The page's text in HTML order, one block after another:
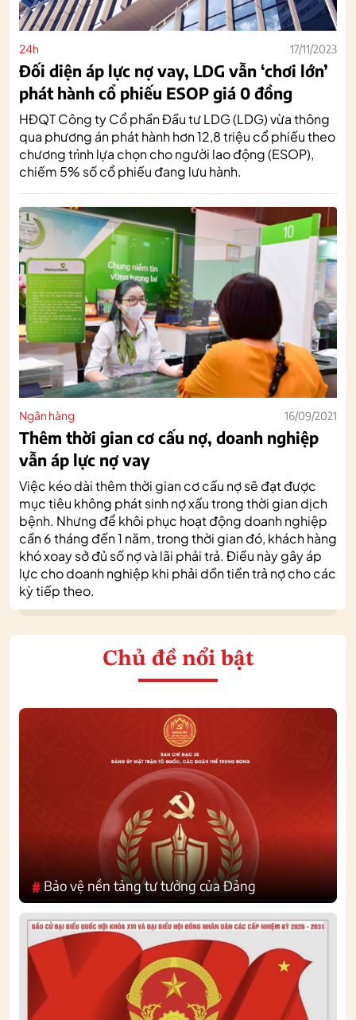
24h 17/11/2023
Đối diện áp lực nợ vay, LDG vẫn ‘chơi lớn’
phát hành cổ phiếu ESOP giá 0 đồng
HĐQT Công ty Cổ phần Đầu tư LDG (LDG) vừa thông
qua phương án phát hành hơn 12,8 triệu cổ phiếu theo
chương trình lựa chọn cho người lao động (ESOP),
chiếm 5% số cổ phiếu đang lưu hành.
Ngân hàng 16/09/2021
Thêm thời gian cơ cấu nợ, doanh nghiệp
vẫn áp lực nợ vay
Việc kéo dài thêm thời gian cơ cấu nợ sẽ đạt được
mục tiêu không phát sinh nợ xấu trong thời gian dịch
bệnh. Nhưng để khôi phục hoạt động doanh nghiệp
cần 6 tháng đến 1 năm, trong thời gian đó, khách hàng
khó xoay sở đủ số nợ và lãi phải trả. Điều này gây áp
lực cho doanh nghiệp khi phải dồn tiền trả nợ cho các
kỳ tiếp theo.
Chủ đề nổi bật
# Bảo vệ nền tảng tư tưởng của Đảng